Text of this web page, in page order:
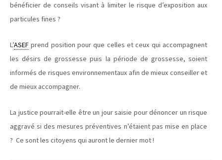
bénéficier de conseils visant à limiter le risque d’exposition aux
particules fines ?
L’ASEF prend position pour que celles et ceux qui accompagnent
les désirs de grossesse puis la période de grossesse, soient
informés de risques environnementaux afin de mieux conseiller et
de mieux accompagner.
La justice pourrait-elle être un jour saisie pour dénoncer un risque
aggravé si des mesures préventives n’étaient pas mise en place
? Ce sont les citoyens qui auront le dernier mot !